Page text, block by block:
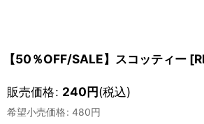
【50％OFF/SALE】スコッティー [
販売価格: 240円(税込)
希望小売価格: 480円